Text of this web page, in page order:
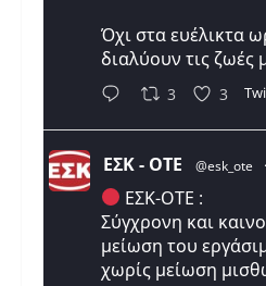
Όχι στα ευέλικτα
διαλύουν τις ζωές
3 3
ΕΣΚ - ΟΤΕ @esk_ote ·
ΕΣΚ-ΟΤΕ :
Σύγχρονη και
μείωση του
χωρίς μείωση